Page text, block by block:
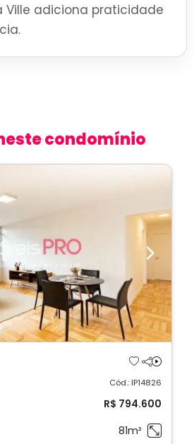
Ville adiciona praticidade
condomínio
Next
Cód.: IP14826
R$ 794.600
81m²